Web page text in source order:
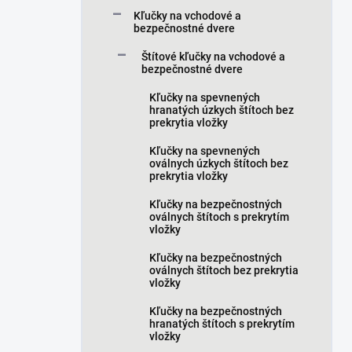
Kľučky na vchodové a
bezpečnostné dvere
Štítové kľučky na vchodové a
bezpečnostné dvere
Kľučky na spevnených
hranatých úzkych štítoch bez
prekrytia vložky
Kľučky na spevnených
oválnych úzkych štítoch bez
prekrytia vložky
Kľučky na bezpečnostných
oválnych štítoch s prekrytím
vložky
Kľučky na bezpečnostných
oválnych štítoch bez prekrytia
vložky
Kľučky na bezpečnostných
hranatých štítoch s prekrytím
vložky